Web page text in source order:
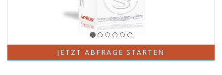
JETZT ABFRAGE STARTEN